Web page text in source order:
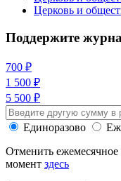
Церковь и
Поддержите
700 ₽
1 500 ₽
5 500 ₽
Единоразово
Отменить
момент здесь